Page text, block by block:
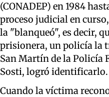
(CONADEP) en 1984
proceso judicial en
la "blanqueó", es decir,
prisionera, un policía la
San Martín de la Policía
Sosti, logró identificarlo.
Cuando la víctima